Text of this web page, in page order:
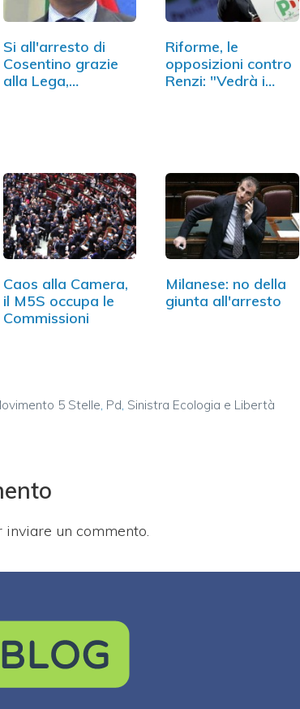
Si all'arresto di
Cosentino grazie
alla Lega,…
Riforme, le
opposizioni contro
Renzi: "Vedrà i
Caos alla Camera,
il M5S occupa le
Commissioni
Milanese: no della
giunta all'arresto
5 Stelle Pd Sinistra Ecologia e Libertà
inviare un commento.